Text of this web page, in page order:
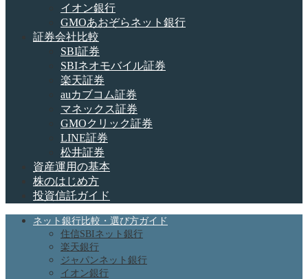
イオン銀行
GMOあおぞらネット銀行
証券会社比較
SBI証券
SBIネオモバイル証券
楽天証券
auカブコム証券
マネックス証券
GMOクリック証券
LINE証券
松井証券
資産運用の基本
株のはじめ方
投資信託ガイド
ネット銀行比較・選び方ガイド
住信SBIネット銀行
楽天銀行
ジャパンネット銀行
イオン銀行